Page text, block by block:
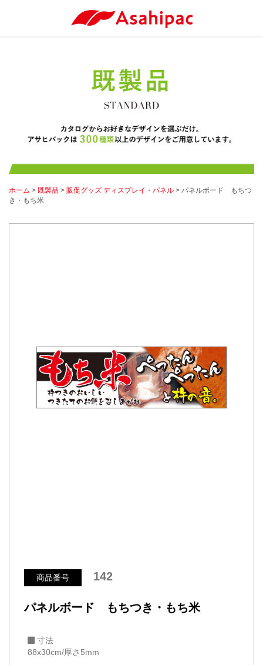
ホーム > 既製品 > 販促グッズ ディスプレイ・パネル > パネルボード もちつ
き・もち米
商品番号 142
パネルボード もちつき・もち米
寸法
88x30cm/厚さ5mm